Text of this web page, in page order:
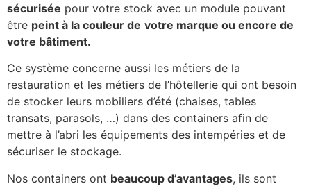
sécurisée pour votre stock avec un module pouvant
être peint à la couleur de votre marque ou encore de
votre bâtiment.
Ce système concerne aussi les métiers de la
restauration et les métiers de l’hôtellerie qui ont besoin
de stocker leurs mobiliers d’été (chaises, tables
transats, parasols, …) dans des containers afin de
mettre à l’abri les équipements des intempéries et de
sécuriser le stockage.
Nos containers ont beaucoup d’avantages, ils sont